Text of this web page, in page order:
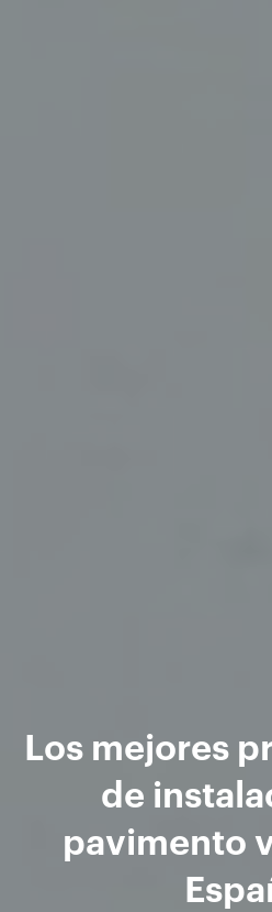
Los mejores
de
pavimento